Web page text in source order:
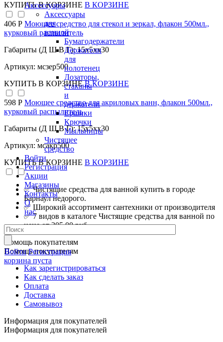
Аксессуары
Аксессуары
для
ванной
Бумагодержатели
Держатели
для
полотенец
Дозаторы,
стаканы
и
держатели
Ершики
Крючки
Мыльницы
Чистящее
средство
Войти
Регистрация
Акции
Магазины
Контакты
О
нас
Войти Регистрация
корзина пуста
КУПИТЬ В КОРЗИНЕ В КОРЗИНЕ
406 Р Моющее средство для стекол и зеркал, флакон 500мл.,
курковый распылитель
Габариты (Д Ш В Г): 15x5xx30
Артикул: мсзер500
КУПИТЬ В КОРЗИНЕ В КОРЗИНЕ
598 Р Моющее средство для акриловых ванн, флакон 500мл.,
курковый распылитель
Габариты (Д Ш В Г): 15x5xx30
Артикул: мсакр500
КУПИТЬ В КОРЗИНЕ В КОРЗИНЕ
✅ Чистящие средства для ванной купить в городе
Барнаул недорого.
✅ Широкий ассортимент сантехники от производителя
✅ 7 видов в каталоге Чистящие средства для ванной по
цене от 305.00 руб.
Помощь покупателям
Помощь покупателям
Как зарегистрироваться
Как сделать заказ
Оплата
Доставка
Самовывоз
Информация для покупателей
Информация для покупателей